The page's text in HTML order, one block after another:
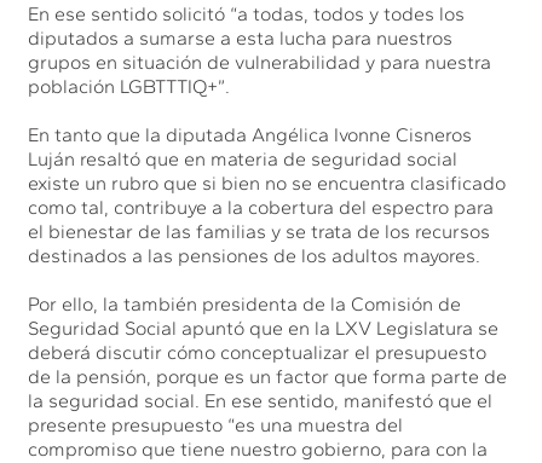
En ese sentido solicitó “a todas, todos y todes los
diputados a sumarse a esta lucha para nuestros
grupos en situación de vulnerabilidad y para nuestra
población LGBTTTIQ+”.
En tanto que la diputada Angélica Ivonne Cisneros
Luján resaltó que en materia de seguridad social
existe un rubro que si bien no se encuentra clasificado
como tal, contribuye a la cobertura del espectro para
el bienestar de las familias y se trata de los recursos
destinados a las pensiones de los adultos mayores.
Por ello, la también presidenta de la Comisión de
Seguridad Social apuntó que en la LXV Legislatura se
deberá discutir cómo conceptualizar el presupuesto
de la pensión, porque es un factor que forma parte de
la seguridad social. En ese sentido, manifestó que el
presente presupuesto “es una muestra del
compromiso que tiene nuestro gobierno, para con la